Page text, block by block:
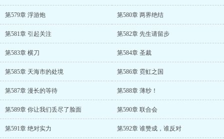
第579章 浮游炮 第580章 两界绝结
第581章 引起关注 第582章 先生请留步
第583章 横刀 第584章 圣裁
第585章 天海市的处境 第586章 霓虹之国
第587章 漫长的等待 第588章 薄纱！
第589章 你让我们丢尽了脸面 第590章 联合会
第591章 绝对实力 第592章 谁赞成，谁反对